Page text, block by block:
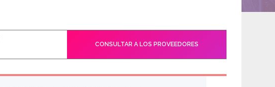
CONSULTAR A LOS PROVEEDORES